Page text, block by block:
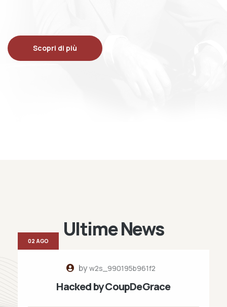
Scopri di più
Ultime News
byw2s_990195b961f2
Hacked by CoupDeGrace
02 AGO